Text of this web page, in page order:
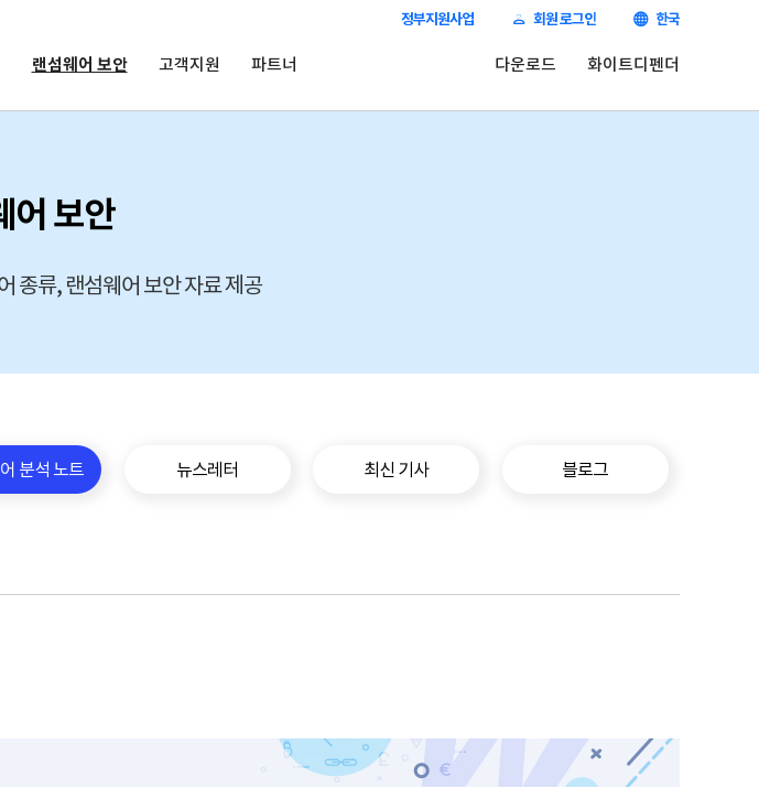
정부지원사업 회원 로그인 한국
랜섬웨어 보안 고객지원 파트너 다운로드 화이트디펜더
어 보안
종류, 랜섬웨어 보안 자료 제공
분석 노트 뉴스레터 최신 기사 블로그